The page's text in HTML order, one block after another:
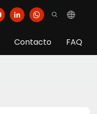
Contacto FAQ